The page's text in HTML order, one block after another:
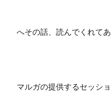
へその話、読んでくれてあ
マルガの提供するセッシ